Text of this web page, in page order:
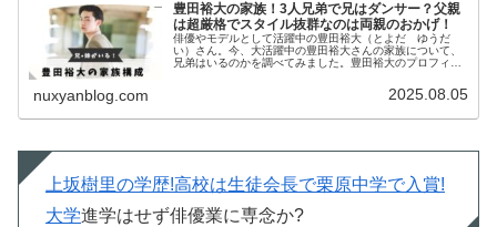
豊田裕大の家族！3人兄弟で兄はダンサー？父親
は超厳格でスタイル抜群なのは両親のおかげ！
俳優やモデルとして活躍中の豊田裕大（とよだ ゆうだ
い）さん。今、大活躍中の豊田裕大さんの家族について、
兄弟はいるのかを調べてみました。豊田裕大のプロフィー
nuxyanblog.com 2025.08.05
上坂樹里の学歴!高校は生徒会長で栗原中学で入賞!
大学進学はせず俳優業に専念か?